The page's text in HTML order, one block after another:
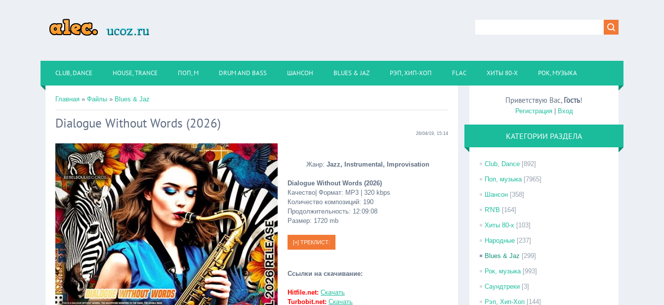
CLUB, DANCE HOUSE, TRANCE ПОП, М DRUM AND BASS ШАНСОН BLUES & JAZ РЭП, ХИП-ХОП FLAC ХИТЫ 80-Х РОК, МУЗЫКА
Главная » Файлы » Blues & Jaz
Dialogue Without Words (2026)
26/04/19, 15:14
Жанр: Jazz, Instrumental, Improvisation
Dialogue Without Words (2026)
Качество| Формат: MP3 | 320 kbps
Количество композиций: 190
Продолжительность: 12:09:08
Размер: 1720 mb
Ссылки на скачивание:
Hitfile.net: Скачать
Turbobit.net: Скачать
Приветствую Вас, Гость!
Регистрация| Вход
КАТЕГОРИИ РАЗДЕЛА
Club, Dance [892]
Поп, музыка [7965]
Шансон [358]
R'N'B [164]
Хиты 80-х [103]
Народные [237]
Blues & Jaz [299]
Рок, музыка [993]
Саундтреки [3]
Рэп, Хип-Хоп [144]